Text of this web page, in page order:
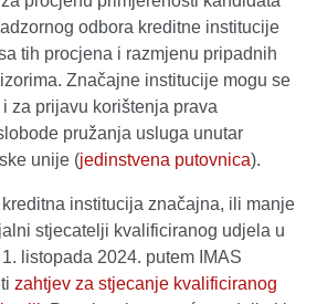
odbora kreditne institucije
tih procjena i razmjenu pripadnih
Značajne institucije mogu se
za prijavu korištenja prava
pružanja usluga unutar
unije (jedinstvena putovnica).
institucija značajna, ili manje
stjecatelji kvalificiranog udjela u
listopada 2024. putem IMAS
zahtjev za stjecanje kvalificiranog